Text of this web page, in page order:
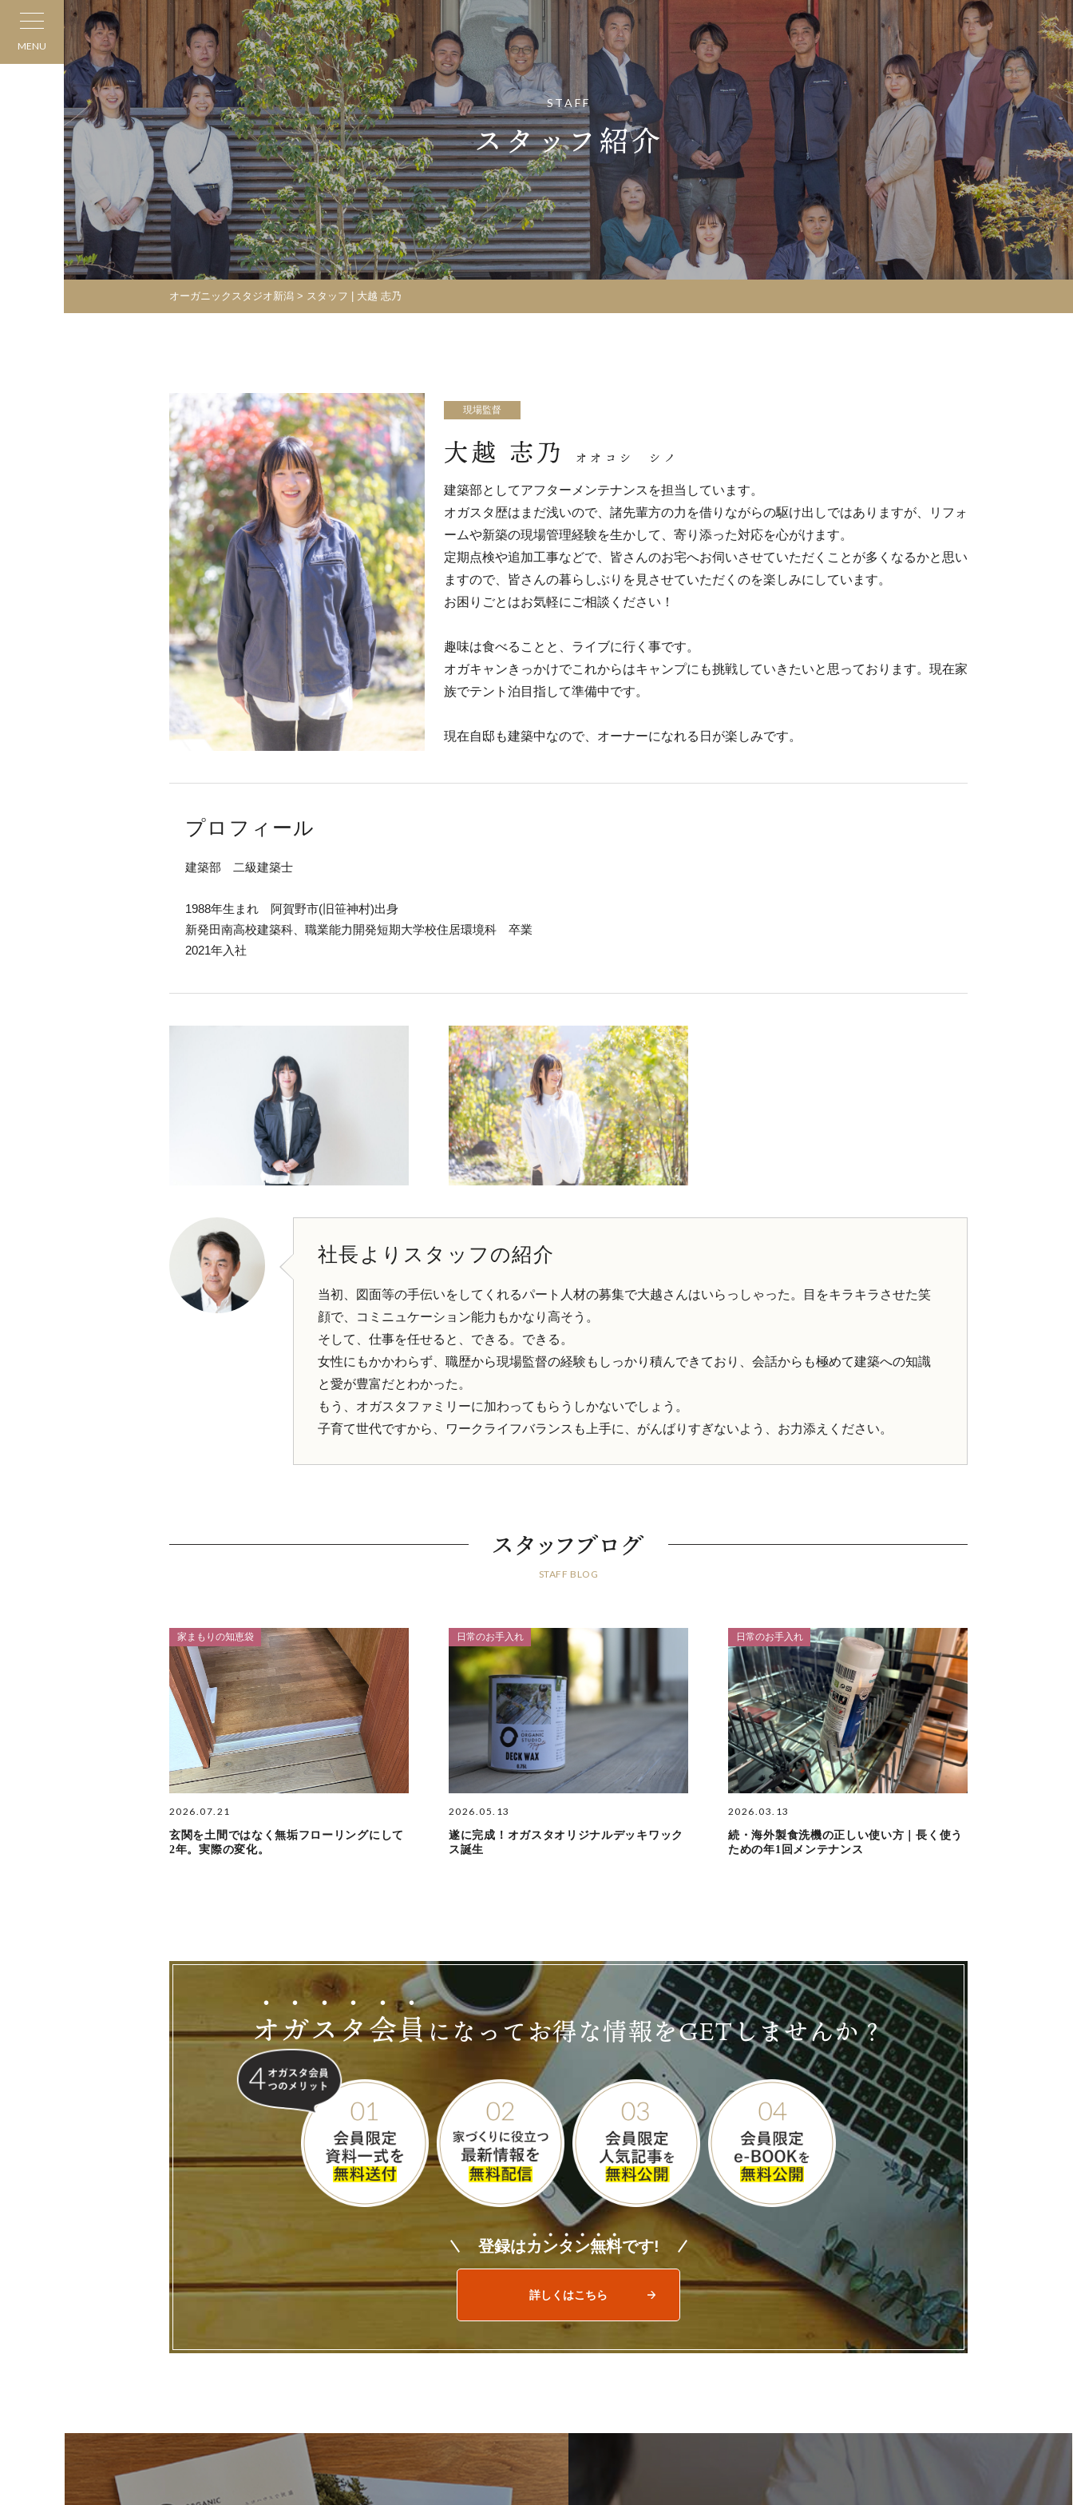
MENU
STAFF
スタッフ紹介
オーガニックスタジオ新潟 > スタッフ | 大越 志乃
現場監督
大越 志乃 オオコシ シノ
建築部としてアフターメンテナンスを担当しています。
オガスタ歴はまだ浅いので、諸先輩方の力を借りながらの駆け出しではありますが、リフォ
ームや新築の現場管理経験を生かして、寄り添った対応を心がけます。
定期点検や追加工事などで、皆さんのお宅へお伺いさせていただくことが多くなるかと思い
ますので、皆さんの暮らしぶりを見させていただくのを楽しみにしています。
お困りごとはお気軽にご相談ください！
趣味は食べることと、ライブに行く事です。
オガキャンきっかけでこれからはキャンプにも挑戦していきたいと思っております。現在家
族でテント泊目指して準備中です。
現在自邸も建築中なので、オーナーになれる日が楽しみです。
プロフィール
建築部 二級建築士
1988年生まれ 阿賀野市(旧笹神村)出身
新発田南高校建築科、職業能力開発短期大学校住居環境科 卒業
2021年入社
社長よりスタッフの紹介
当初、図面等の手伝いをしてくれるパート人材の募集で大越さんはいらっしゃった。目をキラキラさせた笑
顔で、コミニュケーション能力もかなり高そう。
そして、仕事を任せると、できる。できる。
女性にもかかわらず、職歴から現場監督の経験もしっかり積んできており、会話からも極めて建築への知識
と愛が豊富だとわかった。
もう、オガスタファミリーに加わってもらうしかないでしょう。
子育て世代ですから、ワークライフバランスも上手に、がんばりすぎないよう、お力添えください。
スタッフブログ
STAFF BLOG
家まもりの知恵袋
2026.07.21
玄関を土間ではなく無垢フローリングにして
2年。実際の変化。
日常のお手入れ
2026.05.13
遂に完成！オガスタオリジナルデッキワック
ス誕生
日常のお手入れ
2026.03.13
続・海外製食洗機の正しい使い方｜長く使う
ための年1回メンテナンス
オガスタ会員になってお得な情報をGETしませんか？
登録はカンタン無料です!
詳しくはこちら